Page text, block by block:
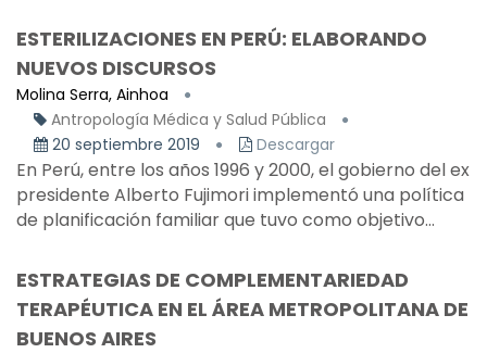
ESTERILIZACIONES EN PERÚ: ELABORANDO
NUEVOS DISCURSOS
Molina Serra, Ainhoa
Antropología Médica y Salud Pública
20 septiembre 2019
Descargar
En Perú, entre los años 1996 y 2000, el gobierno del ex
presidente Alberto Fujimori implementó una política
de planificación familiar que tuvo como objetivo...
ESTRATEGIAS DE COMPLEMENTARIEDAD
TERAPÉUTICA EN EL ÁREA METROPOLITANA DE
BUENOS AIRES